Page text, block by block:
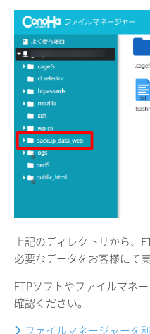
上記のディレクトリから、
必要なデータをお客様にて
FTPソフトやファイルマネ
確認ください。
ファイルマネージャーを